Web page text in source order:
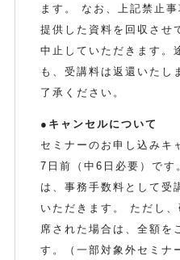
ます。 なお、上記禁止
提供した資料を回収させ
中止していただきます。
も、受講料は返還いたし
了承ください。
●キャンセルについて
セミナーのお申し込みキ
7日前（中6日必要）で
は、事務手数料として受
いただきます。 ただし
席された場合は、全額を
す。（一部対象外セミナ